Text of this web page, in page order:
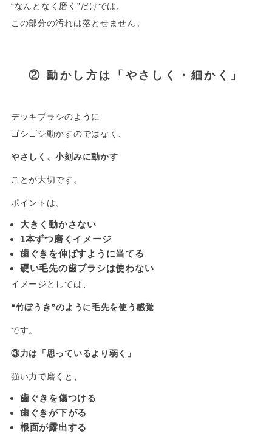
“なんとなく磨く”だけでは、
この部分の汚れは落とせません。
② 動かし方は「やさしく・細かく」
デッキブラシのように
ゴシゴシ動かすのではなく、
やさしく、小刻みに動かす
ことが大切です。
ポイントは、
大きく動かさない
1本ずつ磨くイメージ
歯ぐきを伸ばすように当てる
硬い毛先の歯ブラシは使わない
イメージとしては、
“竹ぼうき”のように毛先を使う感覚
です。
③力は「思っているより弱く」
強い力で磨くと、
歯ぐきを傷つける
歯ぐきが下がる
根面が露出する